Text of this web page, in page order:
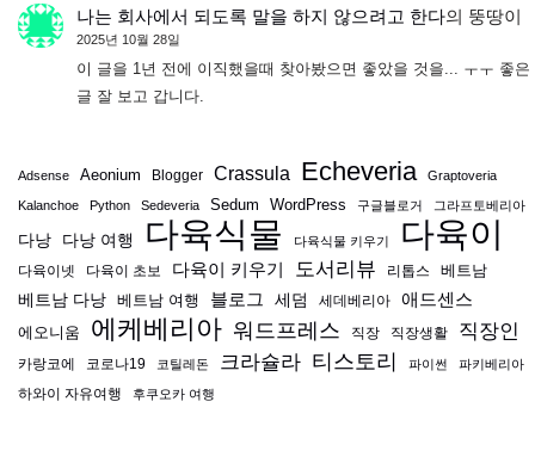
나는 회사에서 되도록 말을 하지 않으려고 한다의 뚱땅이
2025년 10월 28일
이 글을 1년 전에 이직했을때 찾아봤으면 좋았을 것을... ㅜㅜ 좋은
글 잘 보고 갑니다.
Adsense Aeonium Blogger Crassula Echeveria Graptoveria
Kalanchoe Python Sedeveria Sedum WordPress 구글블로거 그라프토베리아
다낭 다낭 여행 다육식물 다육식물 키우기 다육이
다육이넷 다육이 초보 다육이 키우기 도서리뷰 리톱스
베트남
베트남 다낭 베트남 여행 블로그 세덤 세데베리아 애드센스
에오니움 에케베리아 워드프레스 직장 직장생활 직장인
카랑코에 코로나19 코틸레돈 크라슐라 티스토리 파이썬 파키베리아
하와이 자유여행 후쿠오카 여행